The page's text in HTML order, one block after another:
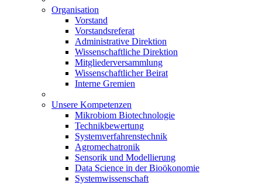
Organisation
Vorstand
Vorstandsreferat
Administrative Direktion
Wissenschaftliche Direktion
Mitgliederversammlung
Wissenschaftlicher Beirat
Interne Gremien
Unsere Kompetenzen
Mikrobiom Biotechnologie
Technikbewertung
Systemverfahrenstechnik
Agromechatronik
Sensorik und Modellierung
Data Science in der Bioökonomie
Systemwissenschaft